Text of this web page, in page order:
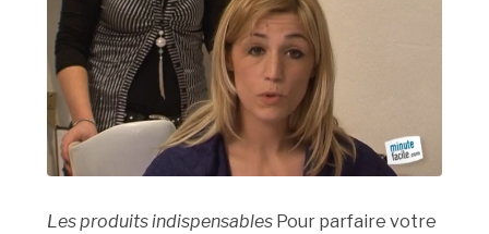
Les produits indispensables Pour parfaire votre